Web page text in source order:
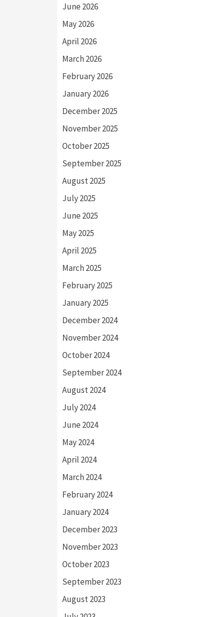
June 2026
May 2026
April 2026
March 2026
February 2026
January 2026
December 2025
November 2025
October 2025
September 2025
August 2025
July 2025
June 2025
May 2025
April 2025
March 2025
February 2025
January 2025
December 2024
November 2024
October 2024
September 2024
August 2024
July 2024
June 2024
May 2024
April 2024
March 2024
February 2024
January 2024
December 2023
November 2023
October 2023
September 2023
August 2023